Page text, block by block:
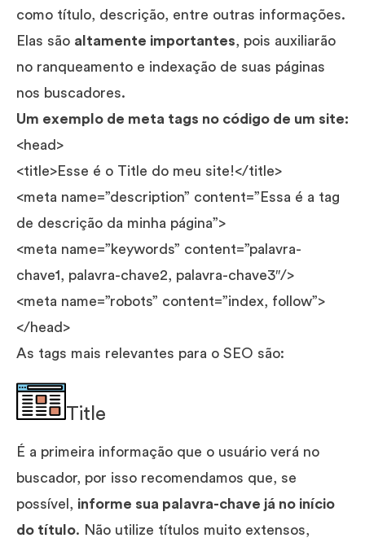
como título, descrição, entre outras informações.
Elas são altamente importantes, pois auxiliarão
no ranqueamento e indexação de suas páginas
nos buscadores.
Um exemplo de meta tags no código de um site:
<head>
<title>Esse é o Title do meu site!</title>
<meta name=”description” content=”Essa é a tag
de descrição da minha página”>
<meta name=”keywords” content=”palavra-
chave1, palavra-chave2, palavra-chave3″/>
<meta name=”robots” content=”index, follow”>
</head>
As tags mais relevantes para o SEO são:
Title
É a primeira informação que o usuário verá no
buscador, por isso recomendamos que, se
possível, informe sua palavra-chave já no início
do título. Não utilize títulos muito extensos,